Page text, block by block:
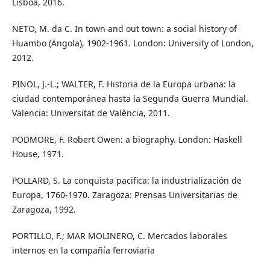
NETO, M. da C. In town and out town: a social history of
Huambo (Angola), 1902-1961. London: University of London,
2012.
PINOL, J.-L.; WALTER, F. Historia de la Europa urbana: la
ciudad contemporánea hasta la Segunda Guerra Mundial.
Valencia: Universitat de València, 2011.
PODMORE, F. Robert Owen: a biography. London: Haskell
House, 1971.
POLLARD, S. La conquista pacifica: la industrialización de
Europa, 1760-1970. Zaragoza: Prensas Universitarias de
Zaragoza, 1992.
PORTILLO, F.; MAR MOLINERO, C. Mercados laborales
internos en la compañía ferroviaria